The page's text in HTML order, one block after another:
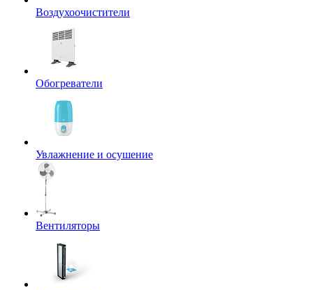
Воздухоочистители
Обогреватели
Увлажнение и осушение
Вентиляторы